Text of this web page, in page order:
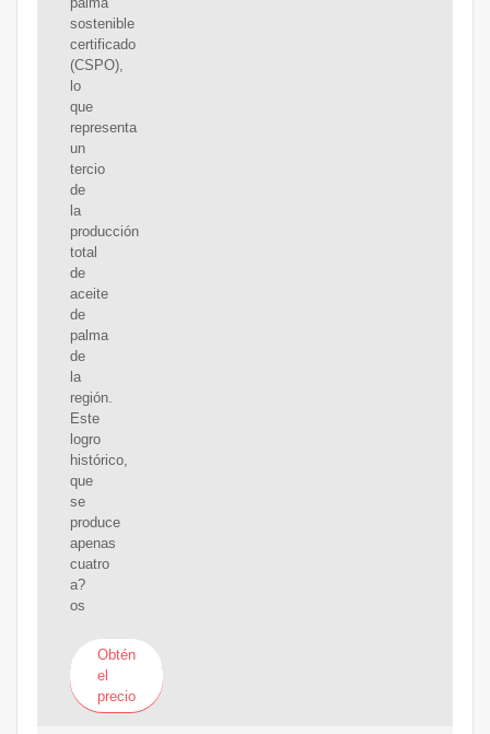
sostenible
certificado
(CSPO),
lo
que
representa
un
tercio
de
la
producción
total
de
aceite
de
palma
de
la
región.
Este
logro
histórico,
que
se
produce
apenas
cuatro
a?
os
Obtén
el
precio